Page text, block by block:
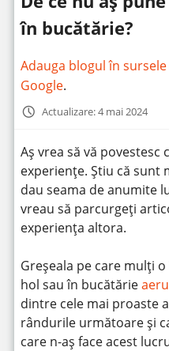
n
în bucătărie?
Adauga blogul în
Google.
Actualizare: 4 mai 2024
Aș vrea să vă povestesc
experiențe. Știu că sunt
dau seama de anumite
vreau să parcurgeți
experiența altora.
Greșeala pe care mulți
hol sau în bucătărie
dintre cele mai proaste
rândurile următoare și
care n-aș face acest